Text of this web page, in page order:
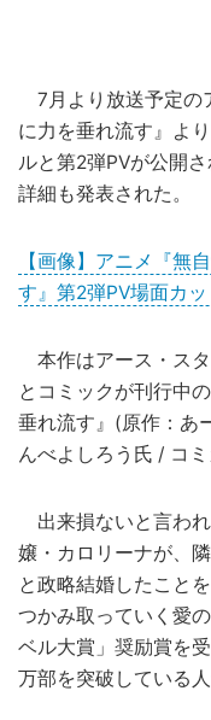
7月より放送予定の
に力を垂れ流す』よ
ルと第2弾PVが公開
詳細も発表された。
【画像】アニメ『無
す』第2弾PV場面カッ
本作はアース・ス
とコミックが刊行中
垂れ流す』(原作：あ
んべよしろう氏 / コ
出来損ないと言わ
嬢・カロリーナが、
と政略結婚したこと
つかみ取っていく愛
ベル大賞」奨励賞を
万部を突破している